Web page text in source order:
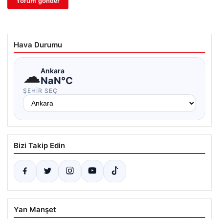
Hava Durumu
☁Ankara
NaN°C
ŞEHIR SEÇ
Bizi Takip Edin
Yan Manşet